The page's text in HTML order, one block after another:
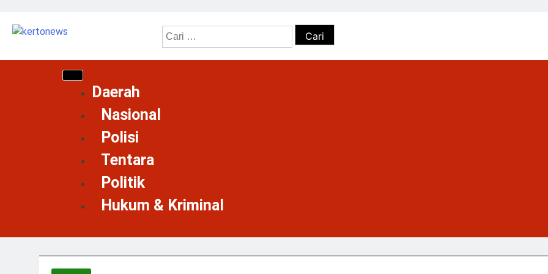
Daerah
Nasional
Polisi
Tentara
Politik
Hukum & Kriminal